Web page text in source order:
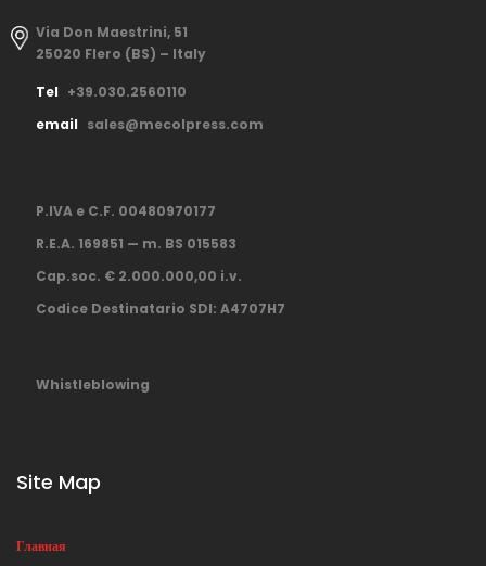
Via Don Maestrini, 51
25020 Flero (BS) – Italy
Tel +39.030.2560110
email sales@mecolpress.com
P.IVA e C.F. 00480970177
R.E.A. 169851 — m. BS 015583
Cap.soc. € 2.000.000,00 i.v.
Codice Destinatario SDI: A4707H7
Whistleblowing
Site Map
Главная